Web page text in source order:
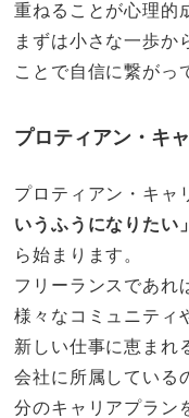
重ねることが心理的
まずは小さな一歩か
ことで自信に繋がっ
プロティアン・キ
プロティアン・キャ
いうふうになりたい
ら始まります。
フリーランスであれ
様々なコミュニティ
新しい仕事に恵まれ
会社に所属している
分のキャリアプラン